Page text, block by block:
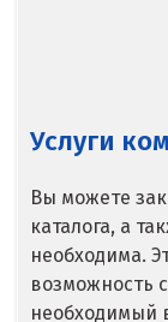
Тобольск
Тольятти
Услуги
Вы можете
каталога, а
необходима.
возможность
необходимый